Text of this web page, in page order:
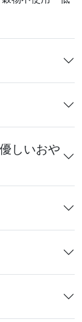
しいおや